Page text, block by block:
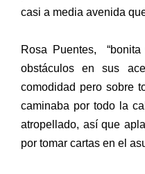
casi a media avenida
Rosa Puentes,
obstáculos en sus
comodidad pero sobre
caminaba por todo la
atropellado, así que
por tomar cartas en el